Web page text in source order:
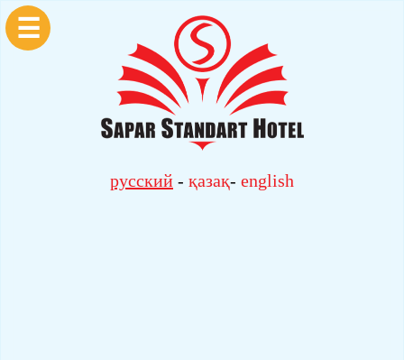
☰
русский - қазақ- english